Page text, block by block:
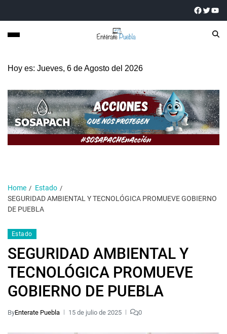
Hoy es: Jueves, 6 de Agosto del 2026
Home
Estado
SEGURIDAD AMBIENTAL Y TECNOLÓGICA PROMUEVE GOBIERNO
DE PUEBLA
Estado
SEGURIDAD AMBIENTAL Y
TECNOLÓGICA PROMUEVE
GOBIERNO DE PUEBLA
ByEnterate Puebla 15 de julio de 2025 0